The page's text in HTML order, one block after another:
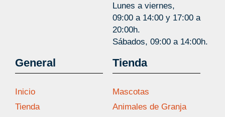
Lunes a viernes,
09:00 a 14:00 y 17:00 a
20:00h.
Sábados, 09:00 a 14:00h.
General
Inicio
Tienda
Tienda
Mascotas
Animales de Granja